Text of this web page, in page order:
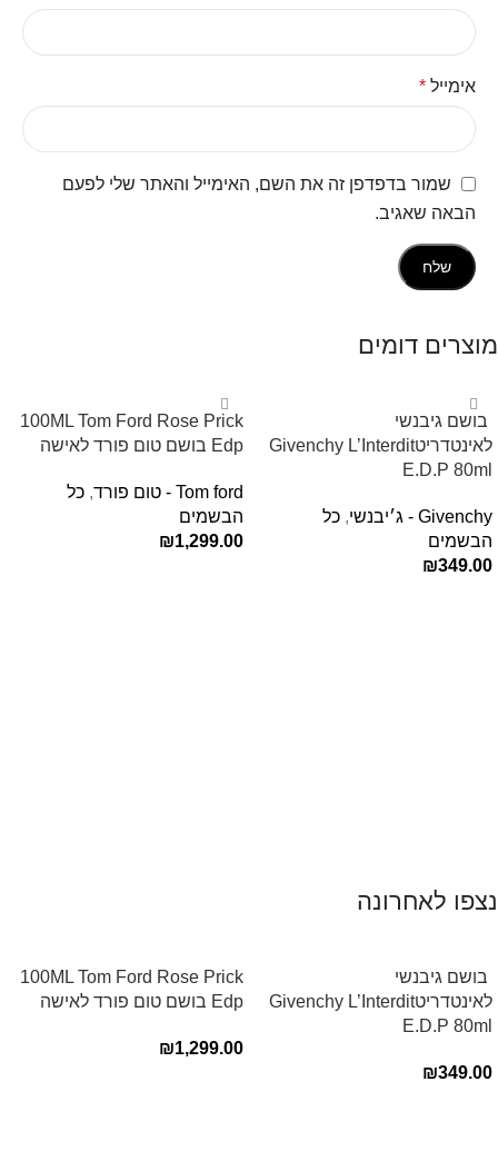
אימייל *
שמור בדפדפן זה את השם, האימייל והאתר שלי לפעם
הבאה שאגיב.
מוצרים דומים
‏ בושם גיבנשי
לאינטדריטGivenchy L’Interdit
E.D.P 80ml ‏
Givenchy - ג׳יבנשי , כל
הבשמים
₪349.00
100ML Tom Ford Rose Prick
Edp בושם טום פורד לאישה
Tom ford - טום פורד , כל
הבשמים
₪1,299.00
נצפו לאחרונה
‏ בושם גיבנשי
לאינטדריטGivenchy L’Interdit
E.D.P 80ml ‏
₪349.00
100ML Tom Ford Rose Prick
Edp בושם טום פורד לאישה
₪1,299.00